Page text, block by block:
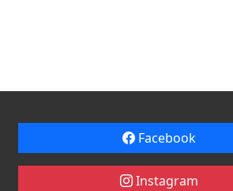
Facebook
Instagram